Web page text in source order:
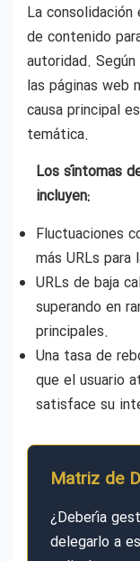
La
de contenido
autoridad.
las páginas web
causa principal
temática.
Los síntomas
incluyen:
Fluctuaciones
más URLs para
URLs de baja
superando en
principales.
Una tasa de
que el usuario
satisface su
Matriz de
¿Debería
delegarlo a